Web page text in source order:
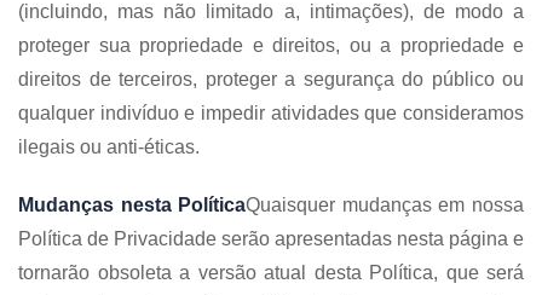
(incluindo, mas não limitado a, intimações), de modo a
proteger sua propriedade e direitos, ou a propriedade e
direitos de terceiros, proteger a segurança do público ou
qualquer indivíduo e impedir atividades que consideramos
ilegais ou anti-éticas.
Mudanças nesta PolíticaQuaisquer mudanças em nossa
Política de Privacidade serão apresentadas nesta página e
tornarão obsoleta a versão atual desta Política, que será